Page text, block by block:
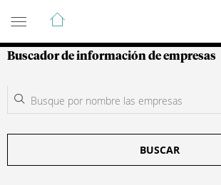
Guía de Empresas
Buscador de información de empresas
BUSCAR